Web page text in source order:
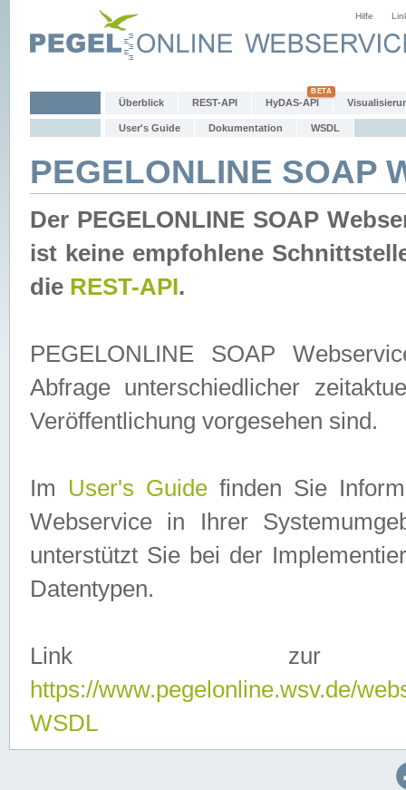
Hilfe
Überblick REST-API HyDAS-API
User's Guide Dokumentation WSDL
PEGELONLINE SOAP
Der PEGELONLINE SOAP
ist keine empfohlene
die REST-API.
PEGELONLINE SOAP
Abfrage unterschiedlicher
Veröffentlichung vorgesehen sind.
Im User's Guidefinden Sie
Webservice in Ihrer
unterstützt Sie bei der
Datentypen.
Link zur
https://www.pegelonline.wsv.de/
WSDL